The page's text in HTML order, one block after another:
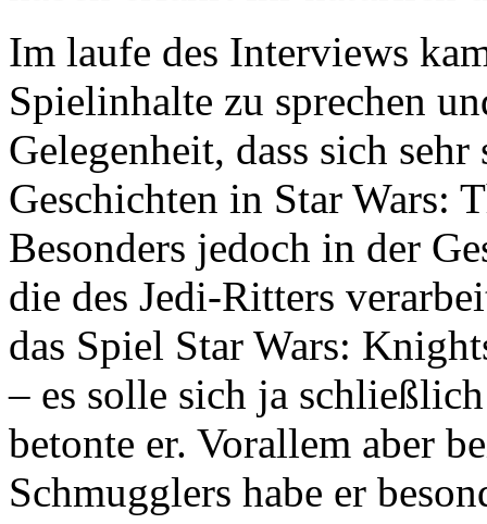
Im laufe des Interviews
Spielinhalte zu sprechen
Gelegenheit, dass sich
Geschichten in Star Wars:
Besonders jedoch in der
die des Jedi-Ritters
das Spiel Star Wars:
– es solle sich ja
betonte er. Vorallem aber
Schmugglers habe er